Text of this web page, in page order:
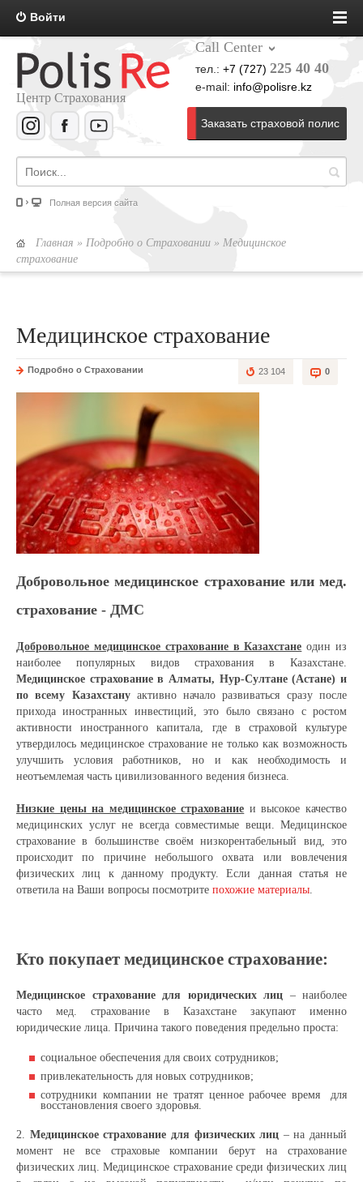
Войти
Call Center
тел.: +7 (727) 225 40 40
e-mail: info@polisre.kz
Заказать страховой полис
Центр Страхования
Полная версия сайта
Главная » Подробно о Страховании » Медицинское
страхование
Медицинское страхование
0
23 104
Подробно о Страховании
Добровольное медицинское страхование или мед.
страхование - ДМС
Добровольное медицинское страхование в Казахстане один из
наиболее популярных видов страхования в Казахстане.
Медицинское страхование в Алматы, Нур-Султане (Астане) и
по всему Казахстануактивно начало развиваться сразу после
прихода иностранных инвестиций, это было связано с ростом
активности иностранного капитала, где в страховой культуре
утвердилось медицинское страхование не только как возможность
улучшить условия работников, но и как необходимость и
неотъемлемая часть цивилизованного ведения бизнеса.
Низкие цены на медицинское страхование и высокое качество
медицинских услуг не всегда совместимые вещи. Медицинское
страхование в большинстве своём низкорентабельный вид, это
происходит по причине небольшого охвата или вовлечения
физических лиц к данному продукту. Если данная статья не
ответила на Ваши вопросы посмотрите похожие материалы.
Кто покупает медицинское страхование:
Медицинское страхование для юридических лиц – наиболее
часто мед. страхование в Казахстане закупают именно
юридические лица. Причина такого поведения предельно проста:
социальное обеспечения для своих сотрудников;
привлекательность для новых сотрудников;
сотрудники компании не тратят ценное рабочее время для
восстановления своего здоровья.
2. Медицинское страхование для физических лиц – на данный
момент не все страховые компании берут на страхование
физических лиц. Медицинское страхование среди физических лиц